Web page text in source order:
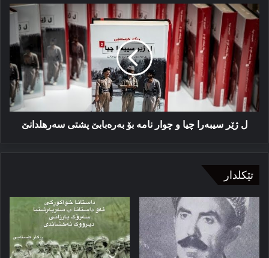
ل
ژێر
سیبەرا
چیا
و
چوار
نامە
بۆ
بەرەبابێ
پشتی
سەرهلدانێ
ل ژێر سیبەرا چیا و چوار نامە بۆ بەرەبابێ پشتی سەرهلدانێ
تێکلدار